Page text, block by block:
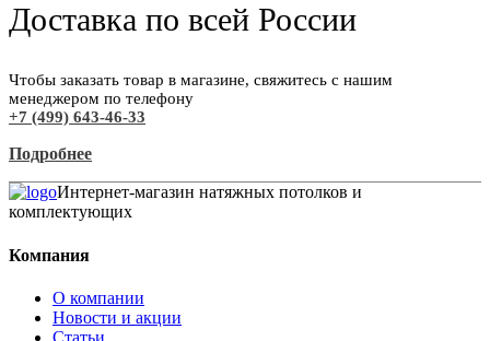
Доставка по всей России
Чтобы заказать товар в магазине, свяжитесь с нашим
менеджером по телефону
+7 (499) 643-46-33
Подробнее
Интернет-магазин натяжных потолков и
комплектующих
Компания
О компании
Новости и акции
Статьи